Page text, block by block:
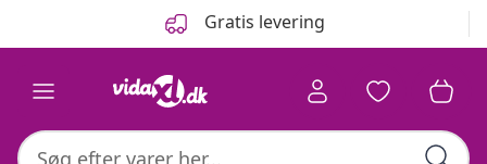
Gratis levering